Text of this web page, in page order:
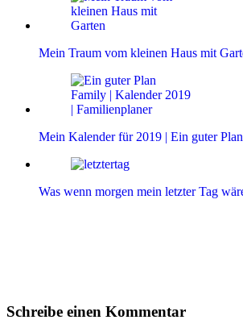
Mein Traum vom kleinen Haus mit
Mein Kalender für 2019 | Ein guter Plan
Was wenn morgen mein letzter Tag
Interaktionen
Schreibe einen Kommentar